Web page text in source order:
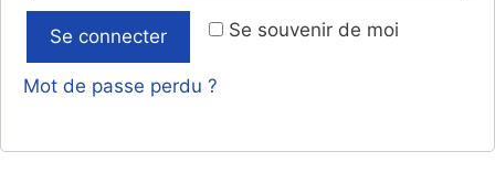
Se souvenir de moi
Se connecter
Mot de passe perdu ?